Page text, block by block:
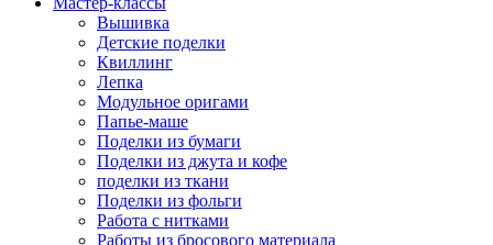
Вышивка
Детские поделки
Квиллинг
Лепка
Модульное оригами
Папье-маше
Поделки из бумаги
Поделки из джута и кофе
поделки из ткани
Поделки из фольги
Работа с нитками
Работы из бросового материала